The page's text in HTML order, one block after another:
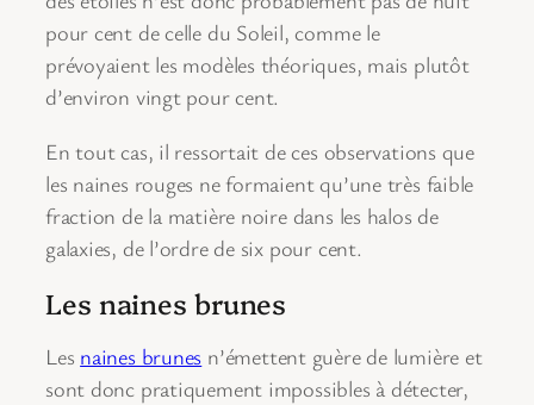
pour cent de celle du Soleil, comme le
prévoyaient les modèles théoriques, mais plutôt
d’environ vingt pour cent.
En tout cas, il ressortait de ces observations que
les naines rouges ne formaient qu’une très faible
fraction de la matière noire dans les halos de
galaxies, de l’ordre de six pour cent.
Les naines brunes
Les naines brunes n’émettent guère de lumière et
sont donc pratiquement impossibles à détecter,